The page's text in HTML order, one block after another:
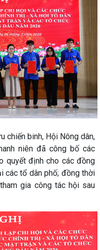
chiến binh, Hội Nông dân,
niên đã công bố các
quyết định cho các đồng
các tổ dân phố; đồng thời
gia công tác hội sau